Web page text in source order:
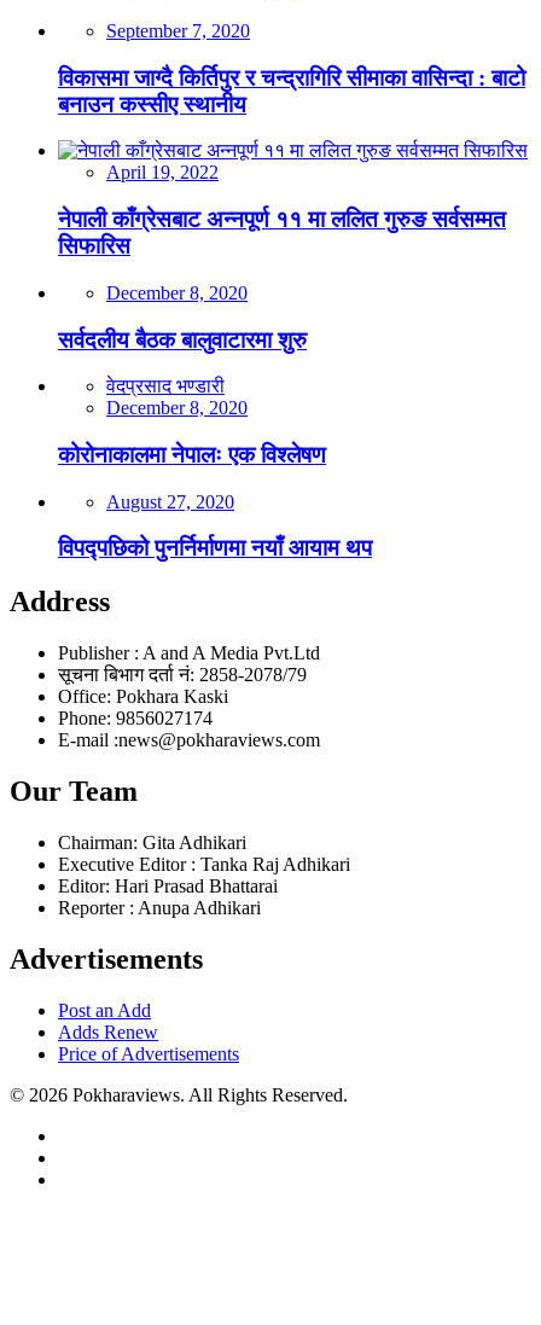
September 7, 2020
विकासमा जाग्दै किर्तिपुर र चन्द्रागिरि सीमाका वासिन्दा : बाटो
बनाउन कस्सीए स्थानीय
April 19, 2022
नेपाली काँग्रेसबाट अन्नपूर्ण ११ मा ललित गुरुङ सर्वसम्मत
सिफारिस
December 8, 2020
सर्वदलीय बैठक बालुवाटारमा शुरु
वेदप्रसाद भण्डारी
December 8, 2020
कोरोनाकालमा नेपालः एक विश्लेषण
August 27, 2020
विपद्पछिको पुनर्निर्माणमा नयाँ आयाम थप
Address
Publisher : A and A Media Pvt.Ltd
सूचना बिभाग दर्ता नं: 2858-2078/79
Office: Pokhara Kaski
Phone: 9856027174
E-mail :news@pokharaviews.com
Our Team
Chairman: Gita Adhikari
Executive Editor : Tanka Raj Adhikari
Editor: Hari Prasad Bhattarai
Reporter : Anupa Adhikari
Advertisements
Post an Add
Adds Renew
Price of Advertisements
© 2026 Pokharaviews. All Rights Reserved.